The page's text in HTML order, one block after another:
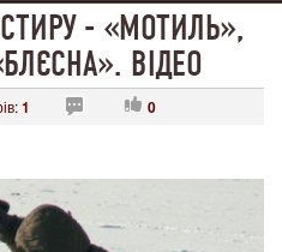
- «МОТИЛЬ»,
ВІДЕО
1 0